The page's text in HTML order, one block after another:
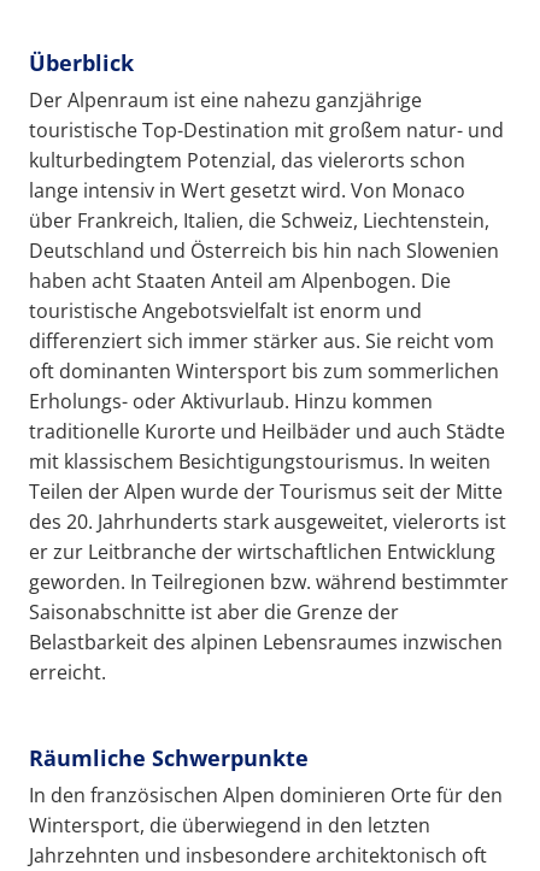
Überblick
Der Alpenraum ist eine nahezu ganzjährige
touristische Top-Destination mit großem natur- und
kulturbedingtem Potenzial, das vielerorts schon
lange intensiv in Wert gesetzt wird. Von Monaco
über Frankreich, Italien, die Schweiz, Liechtenstein,
Deutschland und Österreich bis hin nach Slowenien
haben acht Staaten Anteil am Alpenbogen. Die
touristische Angebotsvielfalt ist enorm und
differenziert sich immer stärker aus. Sie reicht vom
oft dominanten Wintersport bis zum sommerlichen
Erholungs- oder Aktivurlaub. Hinzu kommen
traditionelle Kurorte und Heilbäder und auch Städte
mit klassischem Besichtigungstourismus. In weiten
Teilen der Alpen wurde der Tourismus seit der Mitte
des 20. Jahrhunderts stark ausgeweitet, vielerorts ist
er zur Leitbranche der wirtschaftlichen Entwicklung
geworden. In Teilregionen bzw. während bestimmter
Saisonabschnitte ist aber die Grenze der
Belastbarkeit des alpinen Lebensraumes inzwischen
erreicht.
Räumliche Schwerpunkte
In den französischen Alpen dominieren Orte für den
Wintersport, die überwiegend in den letzten
Jahrzehnten und insbesondere architektonisch oft